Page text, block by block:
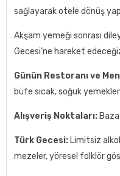
sağlayarak otele dönüş
Akşam yemeği sonrası
Gecesi’ne hareket
Günün Restoranı ve
büfe sıcak, soğuk
Alışveriş Noktaları:
Türk Gecesi: Limitsiz
mezeler, yöresel folklör